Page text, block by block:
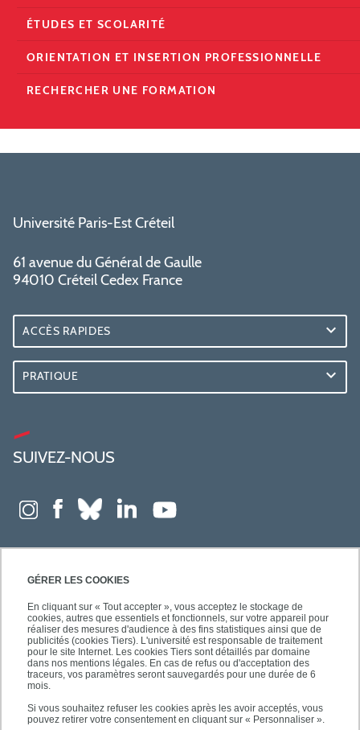
GÉRER LES COOKIES
En cliquant sur « Tout accepter », vous acceptez le stockage de
cookies, autres que essentiels et fonctionnels, sur votre appareil pour
réaliser des mesures d'audience à des fins statistiques ainsi que de
publicités (cookies Tiers). L'université est responsable de traitement
pour le site Internet. Les cookies Tiers sont détaillés par domaine
dans nos mentions légales. En cas de refus ou d'acceptation des
traceurs, vos paramètres seront sauvegardés pour une durée de 6
mois.
Si vous souhaitez refuser les cookies après les avoir acceptés, vous
pouvez retirer votre consentement en cliquant sur « Personnaliser ».
ÉTUDES ET SCOLARITÉ
ORIENTATION ET INSERTION PROFESSIONNELLE
RECHERCHER UNE FORMATION
Université Paris-Est Créteil
61 avenue du Général de Gaulle
94010 Créteil Cedex France
ACCÈS RAPIDES
PRATIQUE
SUIVEZ-NOUS